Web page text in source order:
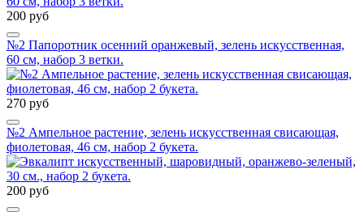
200 руб
№2 Папоротник осенний оранжевый, зелень искусственная,
60 см, набор 3 ветки.
270 руб
№2 Ампельное растение, зелень искусственная свисающая,
фиолетовая, 46 см, набор 2 букета.
200 руб